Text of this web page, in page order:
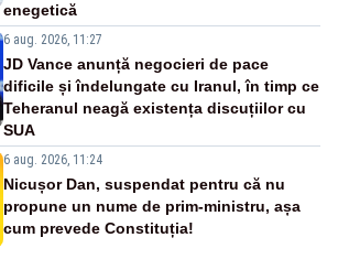
enegetică
6 aug. 2026, 11:27
JD Vance anunță negocieri de pace
dificile și îndelungate cu Iranul, în timp ce
Teheranul neagă existența discuțiilor cu
SUA
6 aug. 2026, 11:24
Nicușor Dan, suspendat pentru că nu
propune un nume de prim-ministru, așa
cum prevede Constituția!